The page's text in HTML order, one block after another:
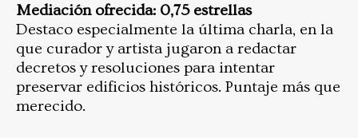
Mediación ofrecida: 0,75 estrellas
Destaco especialmente la última charla, en la
que curador y artista jugaron a redactar
decretos y resoluciones para intentar
preservar edificios históricos. Puntaje más que
merecido.